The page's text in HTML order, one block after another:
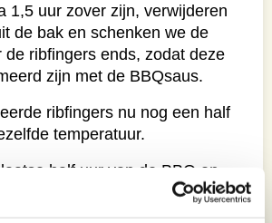
1,5 uur zover zijn, verwijderen
de bak en schenken we de
de ribfingers ends, zodat deze
zijn met de BBQsaus.
ribfingers nu nog een half
temperatuur.
half uur van de BBQ en
Ze zullen maar
schaaltje op tafel liggen, want